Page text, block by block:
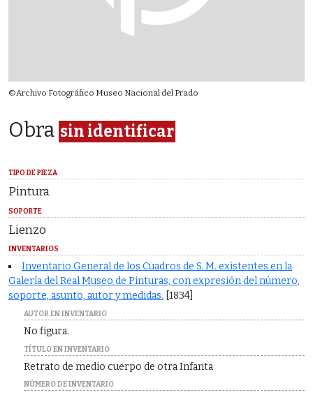
Obra sin identificar
TIPO DE PIEZA
Pintura
SOPORTE
Lienzo
INVENTARIOS
Inventario General de los Cuadros de S. M. existentes en la
Galería del Real Museo de Pinturas, con expresión del número,
soporte, asunto, autor y medidas. [1834]
AUTOR EN INVENTARIO
No figura.
TÍTULO EN INVENTARIO
Retrato de medio cuerpo de otra Infanta
NÚMERO DE INVENTARIO
©Archivo Fotográfico Museo Nacional del Prado